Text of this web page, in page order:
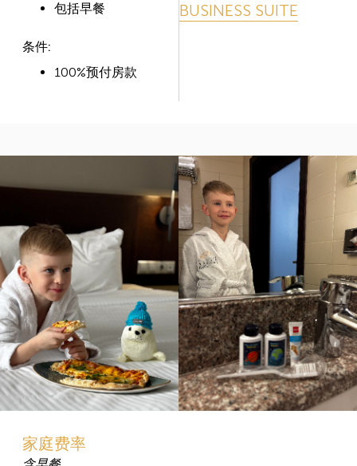
包括早餐
条件:
100%预付房款
BUSINESS SUITE
家庭费率